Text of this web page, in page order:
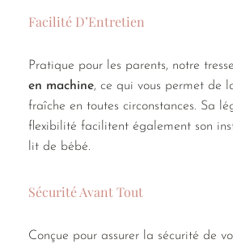
Facilité D’Entretien
Pratique pour les parents, notre
en machine, ce qui vous permet de
fraîche en toutes circonstances. Sa
flexibilité facilitent également son
lit de bébé.
Sécurité Avant Tout
Conçue pour assurer la sécurité de